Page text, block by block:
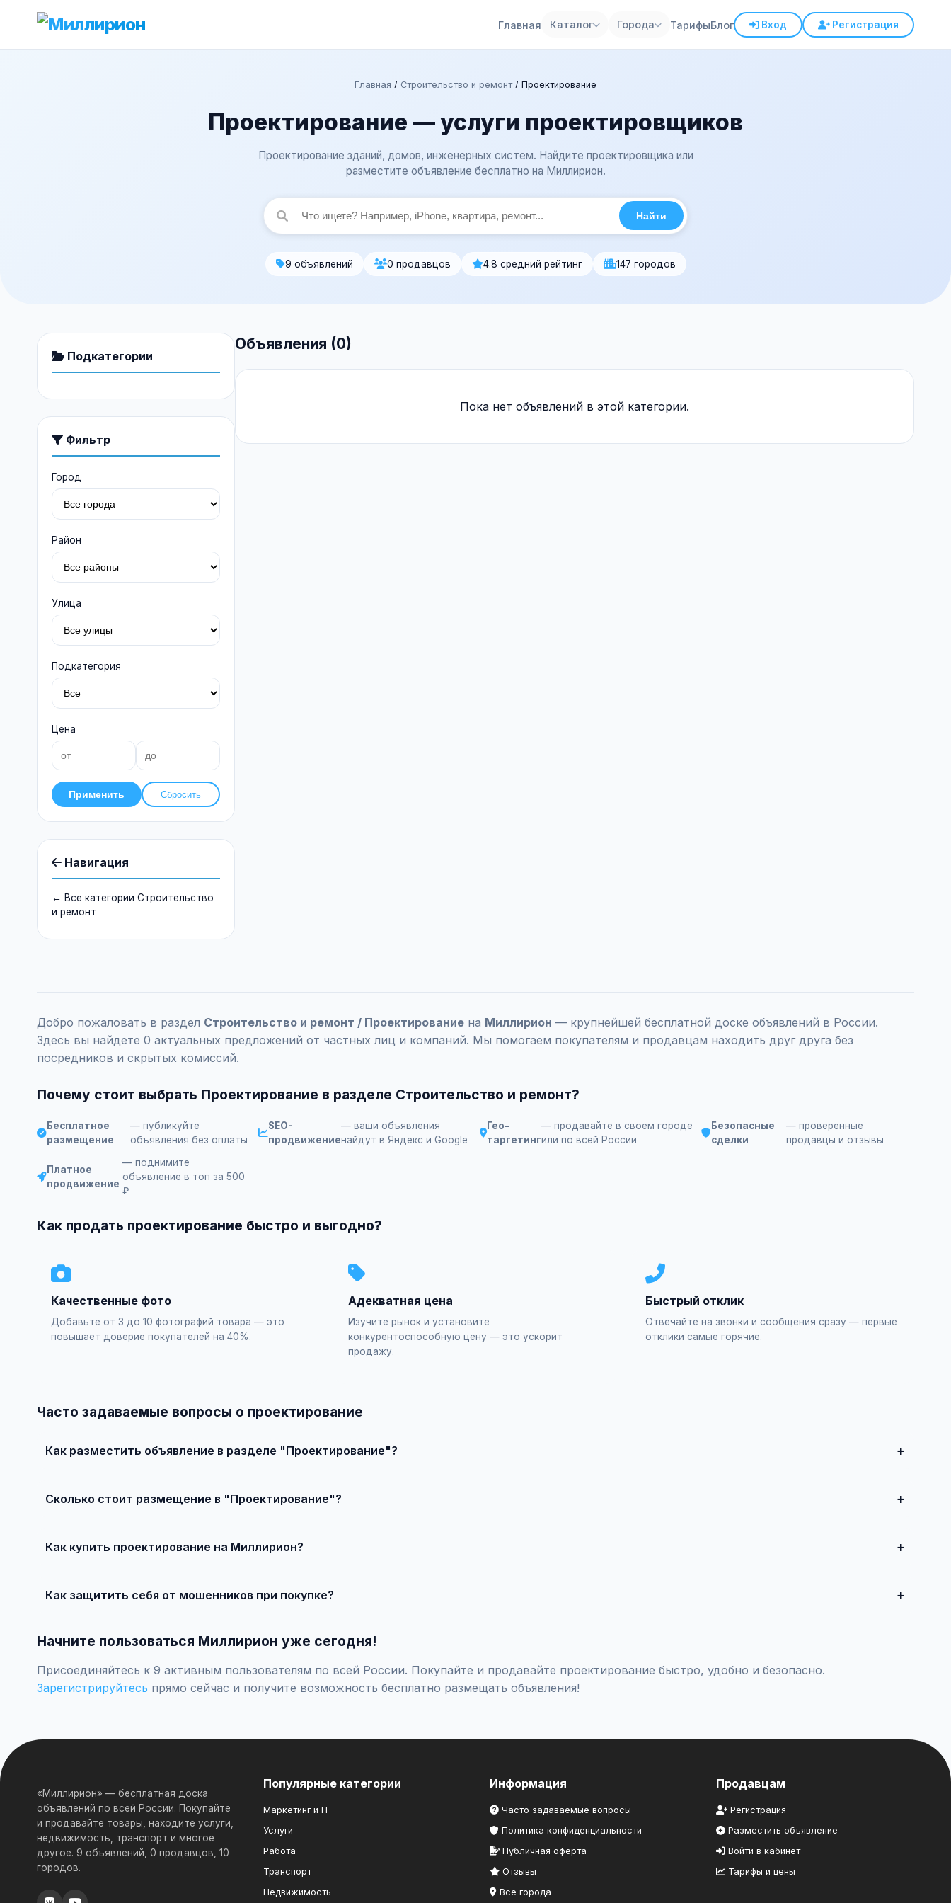
Главная Каталог Города ТарифыБлог Вход Регистрация
Главная / Строительство и ремонт/ Проектирование
Проектирование — услуги проектировщиков
Проектирование зданий, домов, инженерных систем. Найдите проектировщика или
разместите объявление бесплатно на Миллирион.
Найти
9 объявлений 0 продавцов 4.8 средний рейтинг 147 городов
Подкатегории
Фильтр
Город
Район
Улица
Подкатегория
Цена
Применить Сбросить
Навигация
← Все категории Строительство
и ремонт
Объявления (0)
Пока нет объявлений в этой категории.
Добро пожаловать в раздел Строительство и ремонт / Проектирование на Миллирион — крупнейшей бесплатной доске объявлений в России.
Здесь вы найдете 0 актуальных предложений от частных лиц и компаний. Мы помогаем покупателям и продавцам находить друг друга без
посредников и скрытых комиссий.
Почему стоит выбрать Проектирование в разделе Строительство и ремонт?
Бесплатное
размещение
— публикуйте
объявления без оплаты
SEO-
продвижение
— ваши объявления
найдут в Яндекс и Google
Гео-
таргетинг
— продавайте в своем городе
или по всей России
Безопасные
сделки
— проверенные
продавцы и отзывы
Платное
продвижение
— поднимите
объявление в топ за 500
₽
Как продать проектирование быстро и выгодно?
Качественные фото
Добавьте от 3 до 10 фотографий товара — это
повышает доверие покупателей на 40%.
Адекватная цена
Изучите рынок и установите
конкурентоспособную цену — это ускорит
продажу.
Быстрый отклик
Отвечайте на звонки и сообщения сразу — первые
отклики самые горячие.
Часто задаваемые вопросы о проектирование
Как разместить объявление в разделе "Проектирование"?
Сколько стоит размещение в "Проектирование"?
Как купить проектирование на Миллирион?
Как защитить себя от мошенников при покупке?
Начните пользоваться Миллирион уже сегодня!
Присоединяйтесь к 9 активным пользователям по всей России. Покупайте и продавайте проектирование быстро, удобно и безопасно.
Зарегистрируйтесь прямо сейчас и получите возможность бесплатно размещать объявления!
«Миллирион» — бесплатная доска
объявлений по всей России. Покупайте
и продавайте товары, находите услуги,
недвижимость, транспорт и многое
другое. 9 объявлений, 0 продавцов, 10
городов.
Популярные категории
Маркетинг и IT
Услуги
Работа
Транспорт
Недвижимость
Информация
Часто задаваемые вопросы
Политика конфиденциальности
Публичная оферта
Отзывы
Все города
Продавцам
Регистрация
Разместить объявление
Войти в кабинет
Тарифы и цены